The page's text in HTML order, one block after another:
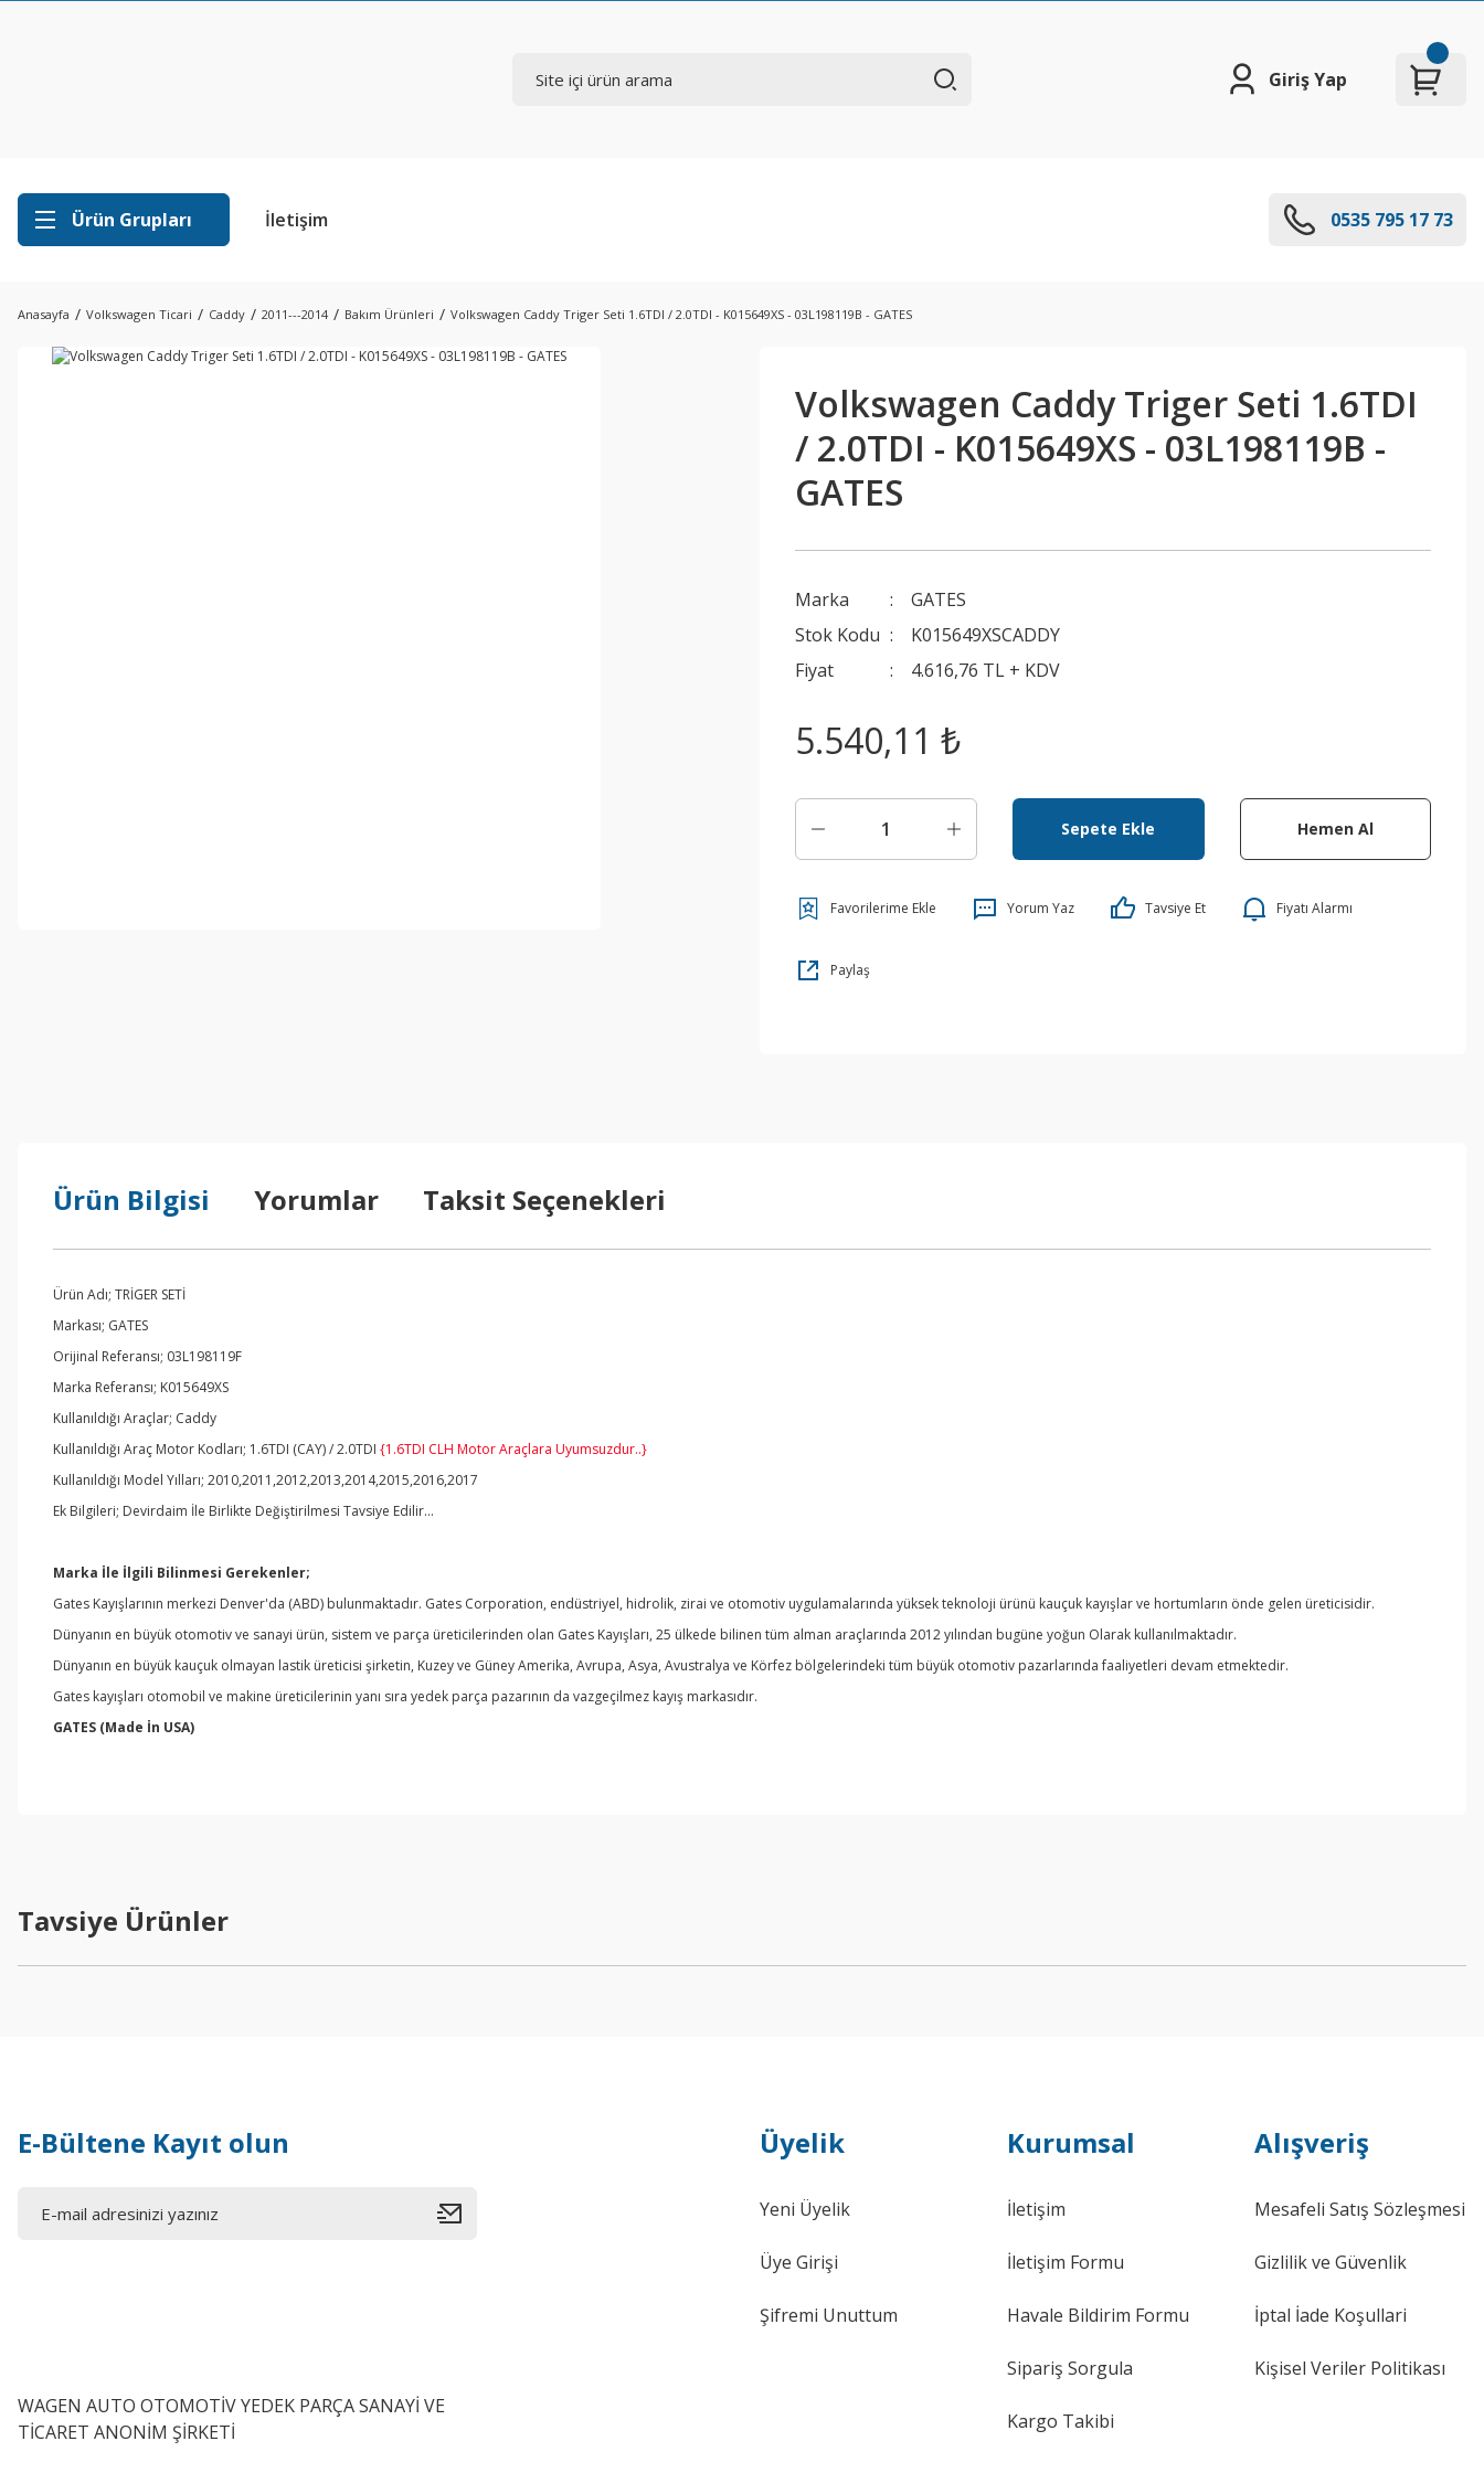
Giriş Yap
Ürün Grupları İletişim 0535 795 17 73
Anasayfa Volkswagen Ticari Caddy 2011---2014 Bakım Ürünleri Volkswagen Caddy Triger Seti 1.6TDI / 2.0TDI - K015649XS - 03L198119B - GATES
Volkswagen Caddy Triger Seti 1.6TDI
/ 2.0TDI - K015649XS - 03L198119B -
GATES
Marka
GATES
Stok Kodu
K015649XSCADDY
Fiyat
4.616,76 TL + KDV
5.540,11 ₺
Sepete Ekle Hemen Al
Yorum Yaz Tavsiye Et Fiyatı Alarmı
Paylaş
Ürün Bilgisi Yorumlar Taksit Seçenekleri
Ürün Adı; TRİGER SETİ
Markası; GATES
Orijinal Referansı; 03L198119F
Marka Referansı; K015649XS
Kullanıldığı Araçlar; Caddy
Kullanıldığı Araç Motor Kodları; 1.6TDI (CAY) / 2.0TDI {1.6TDI CLH Motor Araçlara Uyumsuzdur..}
Kullanıldığı Model Yılları; 2010,2011,2012,2013,2014,2015,2016,2017
Ek Bilgileri; Devirdaim İle Birlikte Değiştirilmesi Tavsiye Edilir…
Marka İle İlgili Bilinmesi Gerekenler;
Gates Kayışlarının merkezi Denver'da (ABD) bulunmaktadır. Gates Corporation, endüstriyel, hidrolik, zirai ve otomotiv uygulamalarında yüksek teknoloji ürünü kauçuk kayışlar ve hortumların önde gelen üreticisidir.
Dünyanın en büyük otomotiv ve sanayi ürün, sistem ve parça üreticilerinden olan Gates Kayışları, 25 ülkede bilinen tüm alman araçlarında 2012 yılından bugüne yoğun Olarak kullanılmaktadır.
Dünyanın en büyük kauçuk olmayan lastik üreticisi şirketin, Kuzey ve Güney Amerika, Avrupa, Asya, Avustralya ve Körfez bölgelerindeki tüm büyük otomotiv pazarlarında faaliyetleri devam etmektedir.
Gates kayışları otomobil ve makine üreticilerinin yanı sıra yedek parça pazarının da vazgeçilmez kayış markasıdır.
GATES (Made İn USA)
Tavsiye Ürünler
E-Bültene Kayıt olun
WAGEN AUTO OTOMOTİV YEDEK PARÇA SANAYİ VE
TİCARET ANONİM ŞİRKETİ
Üyelik
Yeni Üyelik
Üye Girişi
Şifremi Unuttum
Kurumsal
İletişim
İletişim Formu
Havale Bildirim Formu
Sipariş Sorgula
Kargo Takibi
Alışveriş
Mesafeli Satış Sözleşmesi
Gizlilik ve Güvenlik
İptal İade Koşullari
Kişisel Veriler Politikası